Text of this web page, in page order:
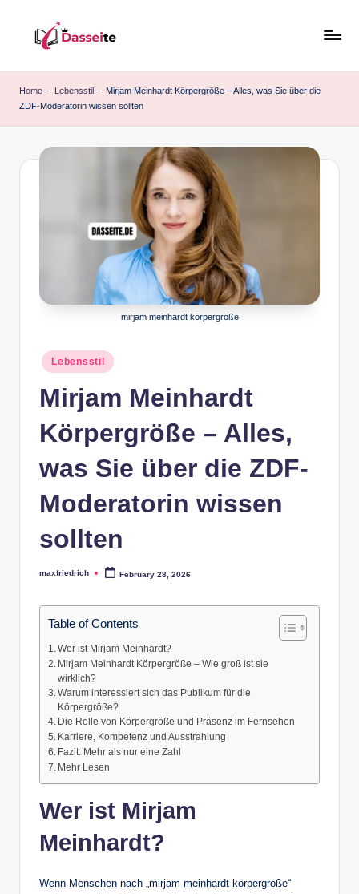
content
a
e
Home - Lebensstil - Mirjam Meinhardt Körpergröße – Alles, was Sie über die
ZDF-Moderatorin wissen sollten
mirjam meinhardt körpergröße
Posted
in
Lebensstil
Mirjam Meinhardt
Körpergröße – Alles,
was Sie über die ZDF-
Moderatorin wissen
sollten
Posted
maxfriedrich February 28, 2026
Table of Contents
Wer ist Mirjam Meinhardt?
Mirjam Meinhardt Körpergröße – Wie groß ist sie
wirklich?
Warum interessiert sich das Publikum für die
Körpergröße?
Die Rolle von Körpergröße und Präsenz im Fernsehen
Karriere, Kompetenz und Ausstrahlung
Fazit: Mehr als nur eine Zahl
Mehr Lesen
Wer ist Mirjam
Meinhardt?
Wenn Menschen nach „mirjam meinhardt körpergröße“